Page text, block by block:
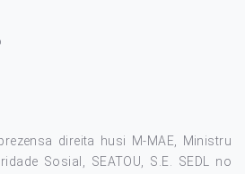
direita husi M-MAE, Ministru
Sosial, SEATOU, S.E. SEDL no